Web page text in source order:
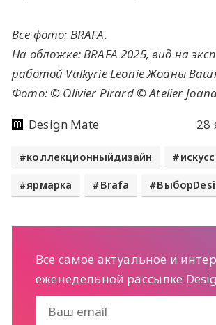
Все фото: BRAFA.
На обложке: BRAFA 2025, вид на
работой Valkyrie Leonie Жоаны
Фото: © Olivier Pirard © Atelier
Design Mate
28
коллекционныйдизайн
ярмарка Brafa
Все самое актуальное и
еженедельной рассылке